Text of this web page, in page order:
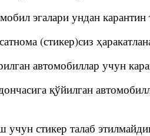
эгалари ундан
(стикер)сиз
автомобиллар учун
қўйилган
учун стикер талаб